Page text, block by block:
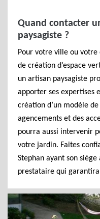
Quand contacter
paysagiste ?
Pour votre ville ou votre
de création d’espace
un artisan paysagiste
apporter ses expertises
création d’un modèle
agencements et des
pourra aussi intervenir
votre jardin. Faites
Stephan ayant son
prestataire qui